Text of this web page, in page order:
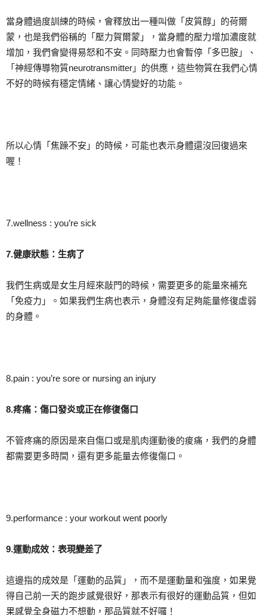
當身體過度訓練的時候，會釋放出一種叫做「皮質醇」的荷爾
蒙，也是我們俗稱的「壓力賀爾蒙」，當身體的壓力增加濃度就
增加，我們會變得易怒和不安。同時壓力也會暫停「多巴胺」、
「神經傳導物質neurotransmitter」的供應，這些物質在我們心情
不好的時候有穩定情緒、讓心情變好的功能。
所以心情「焦躁不安」的時候，可能也表示身體還沒回復過來
喔！
7.wellness : you’re sick
7.健康狀態：生病了
我們生病或是女生月經來敲門的時候，需要更多的能量來補充
「免疫力」。如果我們生病也表示，身體沒有足夠能量修復虛弱
的身體。
8.pain : you’re sore or nursing an injury
8.疼痛：傷口發炎或正在修復傷口
不管疼痛的原因是來自傷口或是肌肉運動後的痠痛，我們的身體
都需要更多時間，還有更多能量去修復傷口。
9.performance : your workout went poorly
9.運動成效：表現變差了
這邊指的成效是「運動的品質」，而不是運動量和強度，如果覺
得自己前一天的跑步感覺很好，那表示有很好的運動品質，但如
果感覺全身磁力不想動，那品質就不好囉！